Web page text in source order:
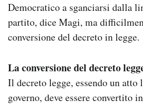
Democratico a sganciarsi dalla
partito, dice Magi, ma
conversione del decreto in legge.
La conversione del decreto
Il decreto legge, essendo un
governo, deve essere convertito